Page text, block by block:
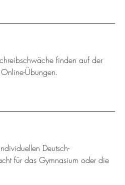
finden auf der
Übungen.
Deutsch-
für das Gymnasium oder die